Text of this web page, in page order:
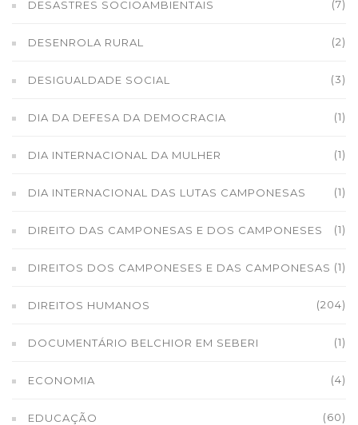
DESASTRES SOCIOAMBIENTAIS (7)
DESENROLA RURAL (2)
DESIGUALDADE SOCIAL (3)
DIA DA DEFESA DA DEMOCRACIA (1)
DIA INTERNACIONAL DA MULHER (1)
DIA INTERNACIONAL DAS LUTAS CAMPONESAS (1)
DIREITO DAS CAMPONESAS E DOS CAMPONESES (1)
DIREITOS DOS CAMPONESES E DAS CAMPONESAS (1)
DIREITOS HUMANOS (204)
DOCUMENTÁRIO BELCHIOR EM SEBERI (1)
ECONOMIA (4)
EDUCAÇÃO (60)